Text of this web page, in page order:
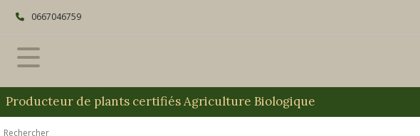
0667046759
Producteur de plants certifiés Agriculture Biologique